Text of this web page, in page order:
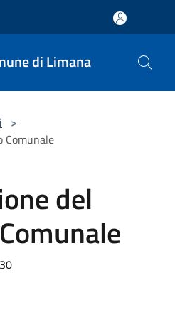
di Limana
>
Comunale
del